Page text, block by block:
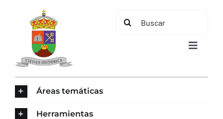
contenido
Buscar:
Toggle
Áreas temáticas
Herramientas